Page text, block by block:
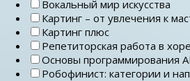
Вокальный мир искусства
Картинг – от увлечения к
Картинг плюс
Репетиторская работа в
Основы программирования
Робофинист: категории и